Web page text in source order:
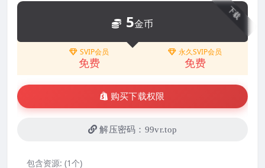
下载
5金币
SVIP会员
免费
永久SVIP会员
免费
购买下载权限
解压密码：99vr.top
包含资源: (1个)